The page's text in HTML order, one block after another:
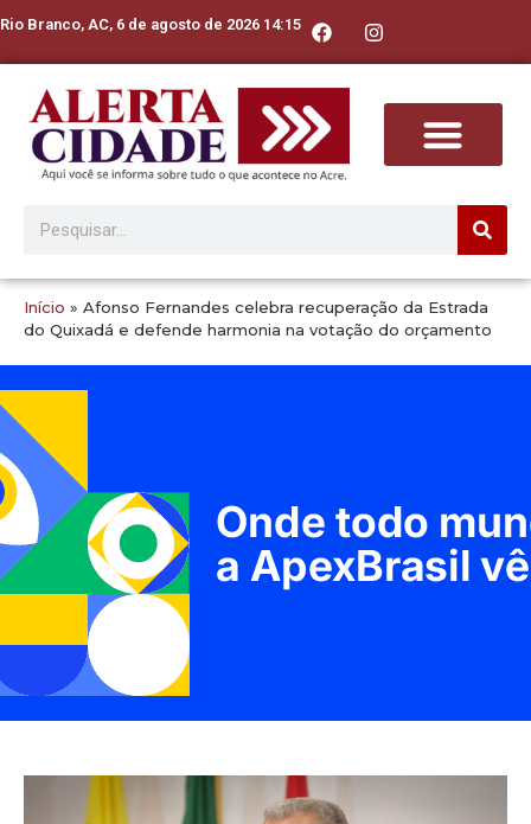
Rio Branco, AC, 6 de agosto de 2026 14:15
Início » Afonso Fernandes celebra recuperação da Estrada
do Quixadá e defende harmonia na votação do orçamento